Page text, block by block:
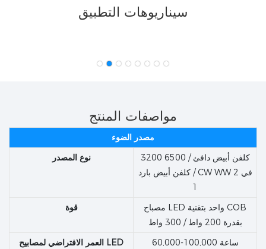
سيناريوهات التطبيق
مواصفات المنتج
مصدر الضوء
نوع المصدر
3200 كلفن أبيض دافئ / 6500
كلفن أبيض بارد / CW WW 2 في
1
قوة
مصباح LED واحد بتقنية COB
بقدرة 200 واط / 300 واط
العمر الافتراضي لمصابيح LED
60,000-100,000 ساعة